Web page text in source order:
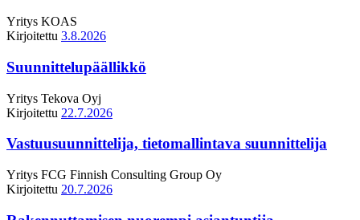
Yritys KOAS
Kirjoitettu 3.8.2026
Suunnittelupäällikkö
Yritys Tekova Oyj
Kirjoitettu 22.7.2026
Vastuusuunnittelija, tietomallintava suunnittelija
Yritys FCG Finnish Consulting Group Oy
Kirjoitettu 20.7.2026